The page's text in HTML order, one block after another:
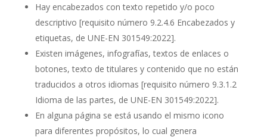
Hay encabezados con texto repetido y/o poco
descriptivo [requisito número 9.2.4.6 Encabezados y
etiquetas, de UNE-EN 301549:2022].
Existen imágenes, infografías, textos de enlaces o
botones, texto de titulares y contenido que no están
traducidos a otros idiomas [requisito número 9.3.1.2
Idioma de las partes, de UNE-EN 301549:2022].
En alguna página se está usando el mismo icono
para diferentes propósitos, lo cual genera